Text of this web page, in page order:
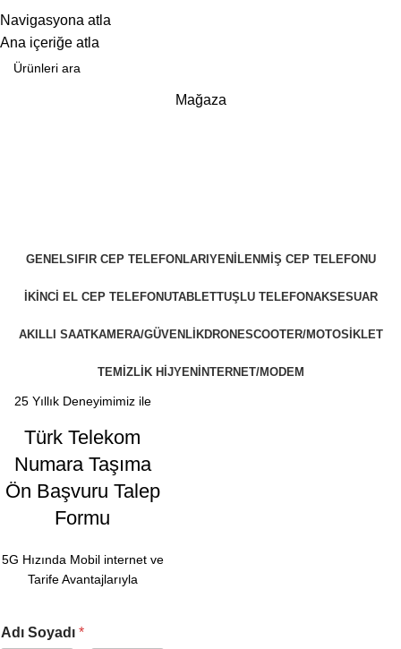
Navigasyona atla
Ana içeriğe atla
25 YILLIK TECRÜBEMİZLE SİZLERLEYİZ!
Mağaza
GENELSIFIR CEP TELEFONLARI YENILENMIŞ CEP TELEFONU
İKINCI EL CEP TELEFONUTABLETTUŞLU TELEFONAKSESUAR
AKILLI SAATKAMERA/GÜVENLIKDRONESCOOTER/MOTOSIKLET
TEMIZLIK HIJYEN İNTERNET/MODEM
25 Yıllık Deneyimimiz ile
Türk Telekom
Numara Taşıma
Ön Başvuru Talep
Formu
5G Hızında Mobil internet ve
Tarife Avantajlarıyla
Adı Soyadı *